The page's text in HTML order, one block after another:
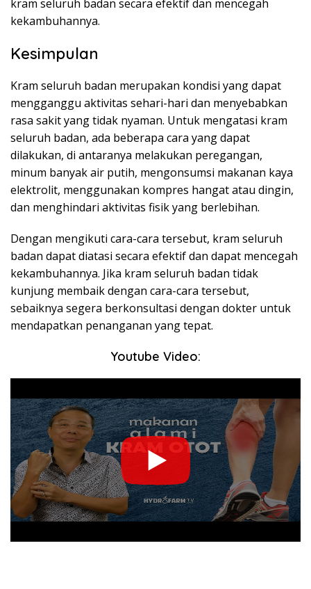
kram seluruh badan secara efektif dan mencegah
kekambuhannya.
Kesimpulan
Kram seluruh badan merupakan kondisi yang dapat
mengganggu aktivitas sehari-hari dan menyebabkan
rasa sakit yang tidak nyaman. Untuk mengatasi kram
seluruh badan, ada beberapa cara yang dapat
dilakukan, di antaranya melakukan peregangan,
minum banyak air putih, mengonsumsi makanan kaya
elektrolit, menggunakan kompres hangat atau dingin,
dan menghindari aktivitas fisik yang berlebihan.
Dengan mengikuti cara-cara tersebut, kram seluruh
badan dapat diatasi secara efektif dan dapat mencegah
kekambuhannya. Jika kram seluruh badan tidak
kunjung membaik dengan cara-cara tersebut,
sebaiknya segera berkonsultasi dengan dokter untuk
mendapatkan penanganan yang tepat.
Youtube Video: